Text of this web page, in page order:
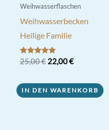
Weihwasserflaschen
Weihwasserbecken
Heilige Familie
Bewertet mit
5.00
25,00€ Ursprünglicher
25,00 €
22,00€Aktueller
22,00 €.
IN DEN WARENKORB